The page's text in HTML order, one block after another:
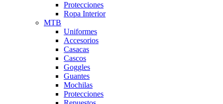
Protecciones
Ropa Interior
MTB
Uniformes
Accesorios
Casacas
Cascos
Goggles
Guantes
Mochilas
Protecciones